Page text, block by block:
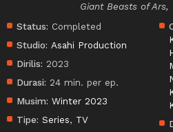
Giant Beasts of Ars,
Status: Completed
Studio: Asahi Production
Dirilis: 2023
Durasi: 24 min. per ep.
Musim: Winter 2023
Tipe: Series, TV